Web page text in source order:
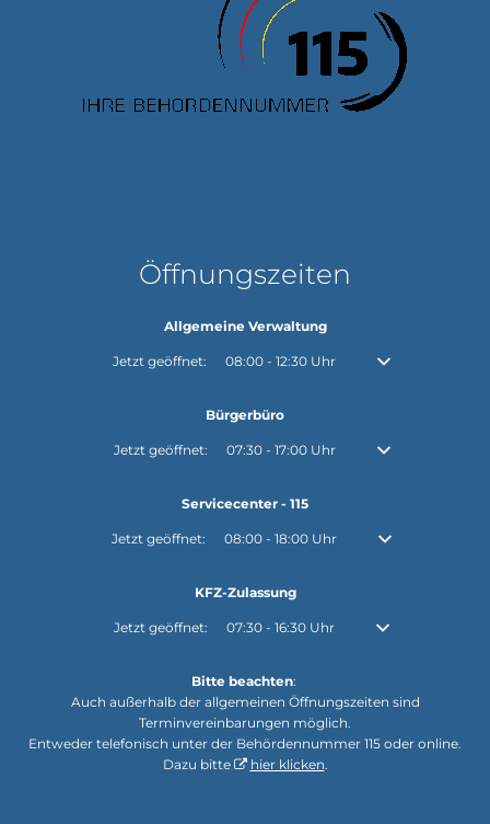
Öffnungszeiten
Allgemeine Verwaltung
Klicken, um weitere Öffnungs- oder Schließzeiten
Jetzt geöffnet: 08:00 - 12:30 Uhr Von 08:00 bis
Bürgerbüro
Klicken, um weitere Öffnungs- oder Schließzeiten
Jetzt geöffnet: 07:30- 17:00Uhr Von 07:30 bis
Servicecenter - 115
Klicken, um weitere Öffnungs- oder Schließzeiten
Jetzt geöffnet: 08:00 - 18:00 Uhr Von 08:00 bis
KFZ-Zulassung
Klicken, um weitere Öffnungs- oder Schließzeiten
Jetzt geöffnet: 07:30 - 16:30 Uhr Von 07:30 bis 16:30
Bitte beachten:
Auch außerhalb der allgemeinen Öffnungszeiten sind
Terminvereinbarungen möglich.
Entweder telefonisch unter der Behördennummer 115 oder online.
Dazu bitte
hier klicken.